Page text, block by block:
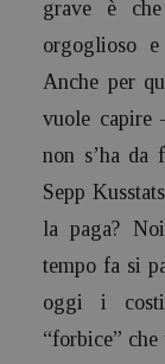
grave è
orgoglioso e
Anche per
vuole capire
non s’ha da
Sepp
la paga?
tempo fa si
oggi i
“forbice”